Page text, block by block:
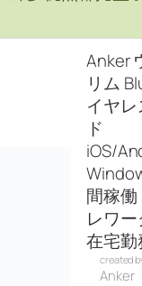
Anker
リム
イヤ
ド
iOS/
間稼働
レワ
在宅勤
created
Anker